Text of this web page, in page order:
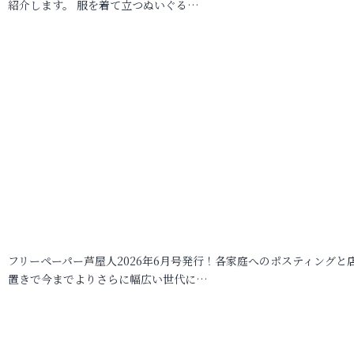
紹介します。 服を着て立つぬいぐる…
フリーペーパー芦屋人2026年6月号発行！各家庭へのポスティングと
置きで今までよりさらに幅広い世代に…